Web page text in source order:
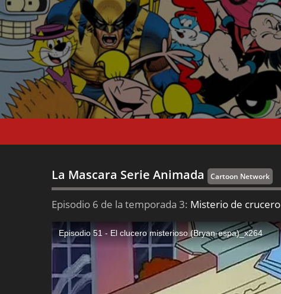
La Mascara Serie Animada Cartoon Network
Episodio 6 de la temporada 3: Misterio de crucero